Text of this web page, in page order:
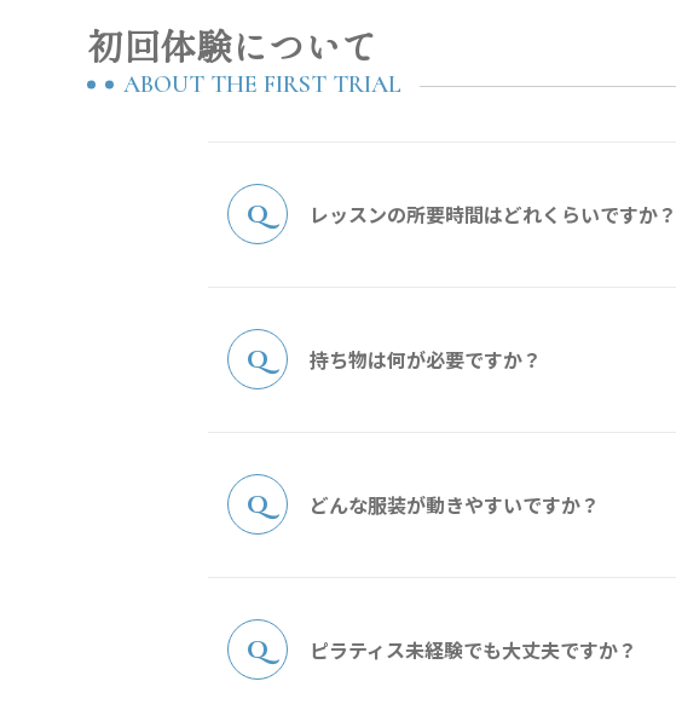
初回体験について
ABOUT THE FIRST TRIAL
レッスンの所要時間はどれくらいですか？
持ち物は何が必要ですか？
どんな服装が動きやすいですか？
ピラティス未経験でも大丈夫ですか？